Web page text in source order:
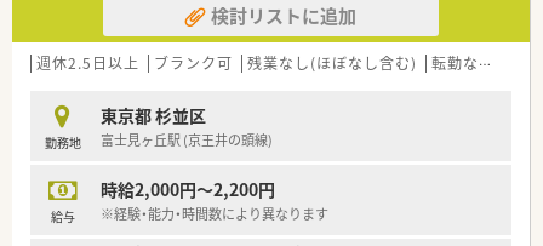
ションを大切にできる誠実な方からのご応募をお待ちしており
ます。
■これまでのご経験を活かして店舗運営に貢献し、周囲のスタッ
す。
【勤務実態について】
なっており、残業はほとんど発生しない働きやすい職場です。
■ヘルプ体制が充実しているため、急な体調不良や休暇の際にも
検討リストに追加
週休2.5日以上 ブランク可 残業なし(ほぼなし含む) 転勤なし
勤務地
東京都 杉並区
富士見ヶ丘駅 (京王井の頭線)
給与
時給2,000円～2,200円
※経験・能力・時間数により異なります